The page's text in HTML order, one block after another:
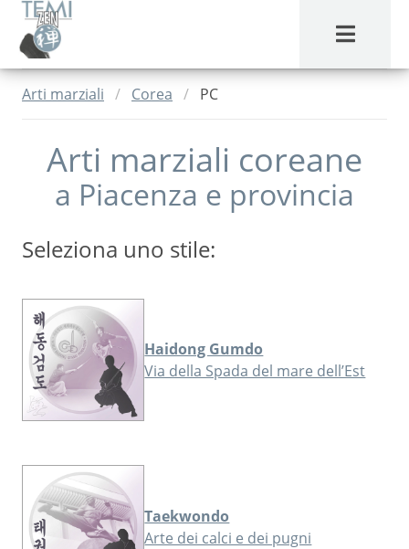
MENU
Arti marziali Corea PC
Arti marziali coreane
a Piacenza e provincia
Seleziona uno stile:
Haidong Gumdo
Via della Spada del mare dell’Est
Taekwondo
Arte dei calci e dei pugni